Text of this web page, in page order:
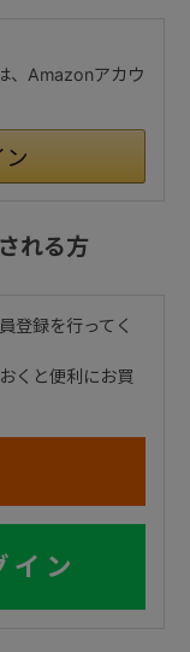
、Amazonアカウ
れる方
登録を行ってく
くと便利にお買
イン